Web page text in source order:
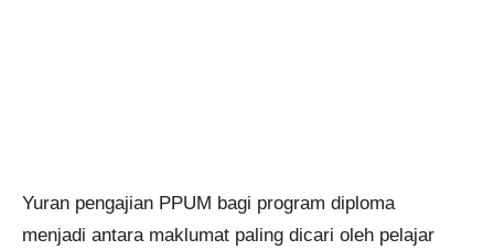
Yuran pengajian PPUM bagi program diploma
menjadi antara maklumat paling dicari oleh pelajar